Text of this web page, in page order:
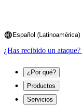
Language
Español (Latinoamérica)
¿Has recibido un ataque?
¿Por qué?
Productos
Servicios